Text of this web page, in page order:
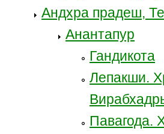
Андхра прадеш,
Анантапур
Гандикота
Лепакши.
Павагода.